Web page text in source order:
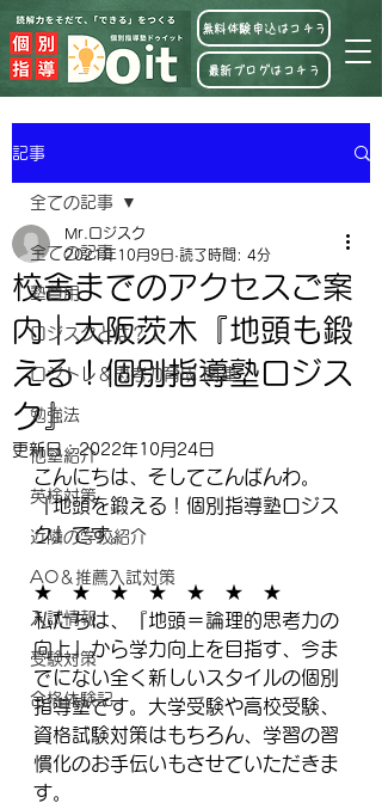
無料体験申込はコチラ
最新ブログはコチラ
記事
全ての記事
塾費用
ロジスクとは？！
ロジトレ＆思考力育成 関連
勉強法
他塾紹介
英検対策
近隣の学校紹介
AO＆推薦入試対策
入試情報
受験対策
合格体験記
全ての記事
校舎までのアクセスご案
内｜大阪茨木『地頭も鍛
える！個別指導塾ロジス
ク』
Mr.ロジスク
2021年10月9日 読了時間: 4分
更新日：2022年10月24日
こんにちは、そしてこんばんわ。
『地頭を鍛える！個別指導塾ロジス
ク』です。
★　★　★　★　★　★　★
私たちは、『地頭＝論理的思考力の
向上』から学力向上を目指す、今ま
でにない全く新しいスタイルの個別
指導塾です。大学受験や高校受験、
資格試験対策はもちろん、学習の習
慣化のお手伝いもさせていただきま
す。